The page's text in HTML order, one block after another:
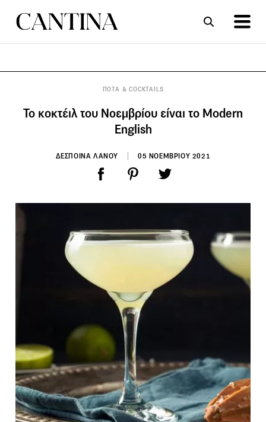
ΠΟΤΑ & COCKTAILS
To κοκτέιλ του Νοεμβρίου είναι το Modern
English
ΔΕΣΠΟΙΝΑ ΛΑΝΟΥ 05 ΝΟΕΜΒΡΙΟΥ 2021